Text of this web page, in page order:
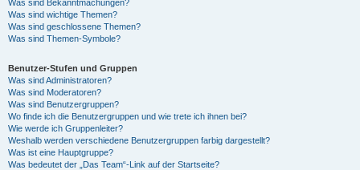
Was sind Bekanntmachungen?
Was sind wichtige Themen?
Was sind geschlossene Themen?
Was sind Themen-Symbole?
Benutzer-Stufen und Gruppen
Was sind Administratoren?
Was sind Moderatoren?
Was sind Benutzergruppen?
Wo finde ich die Benutzergruppen und wie trete ich ihnen bei?
Wie werde ich Gruppenleiter?
Weshalb werden verschiedene Benutzergruppen farbig dargestellt?
Was ist eine Hauptgruppe?
Was bedeutet der „Das Team“-Link auf der Startseite?